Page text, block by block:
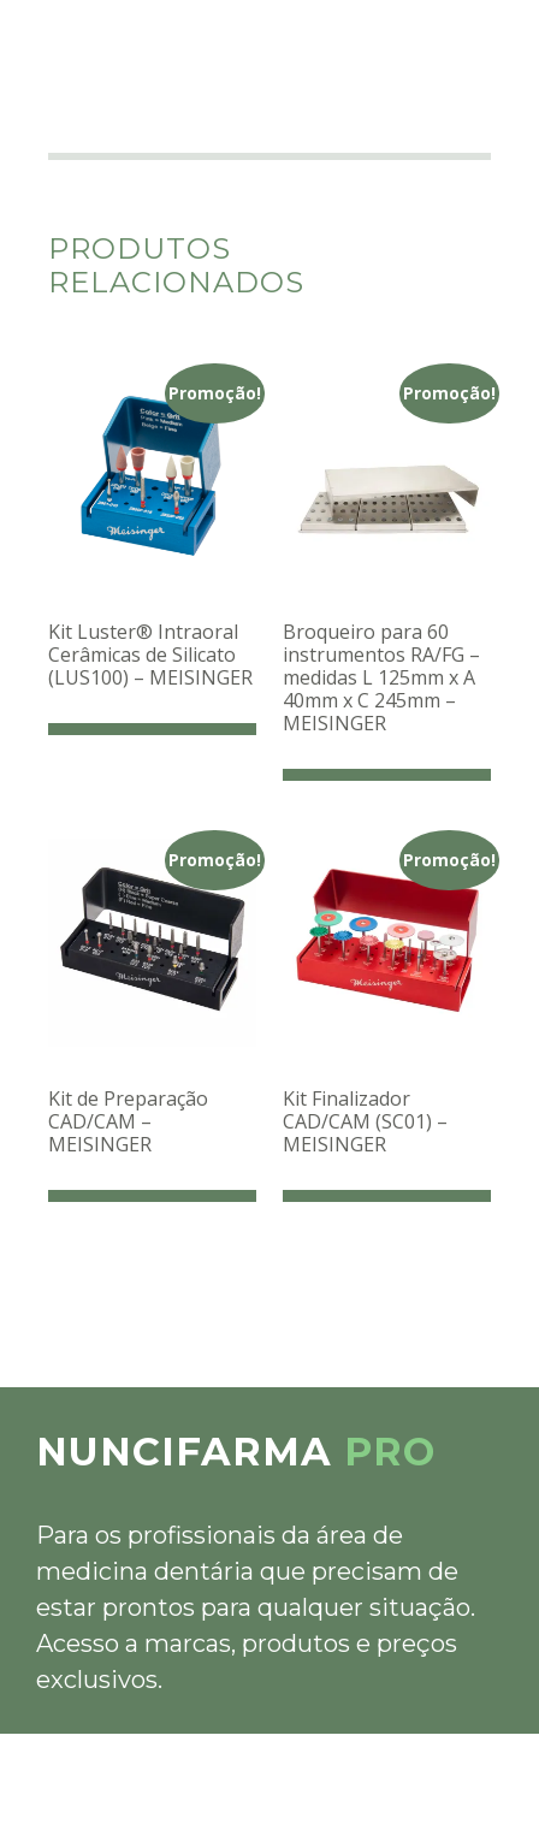
PRODUTOS
RELACIONADOS
Promoção!
Kit Luster® Intraoral
Cerâmicas de Silicato
(LUS100) – MEISINGER
Promoção!
Broqueiro para 60
instrumentos RA/FG –
medidas L 125mm x A
40mm x C 245mm –
MEISINGER
Promoção!
Kit de Preparação
CAD/CAM –
MEISINGER
Promoção!
Kit Finalizador
CAD/CAM (SC01) –
MEISINGER
NUNCIFARMA PRO
Para os profissionais da área de
medicina dentária que precisam de
estar prontos para qualquer situação.
Acesso a marcas, produtos e preços
exclusivos.